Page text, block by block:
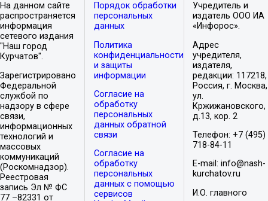
На данном сайте
распространяется
информация
сетевого издания
"Наш город
Курчатов".
Зарегистрировано
Федеральной
службой по
надзору в сфере
связи,
информационных
технологий и
массовых
коммуникаций
(Роскомнадзор).
Реестровая
запись Эл № ФС
77 –82331 от
Порядок обработки
персональных
данных
Политика
конфиденциальности
и защиты
информации
Согласие на
обработку
персональных
данных обратной
связи
Согласие на
обработку
персональных
данных с помощью
сервисов
Учредитель и
издатель ООО ИА
«Инфорос».
Адрес
учредителя,
издателя,
редакции: 117218,
Россия, г. Москва,
ул.
Кржижановского,
д.13, кор. 2
Телефон: +7 (495)
718-84-11
E-mail: info@nash-
kurchatov.ru
И.О. главного